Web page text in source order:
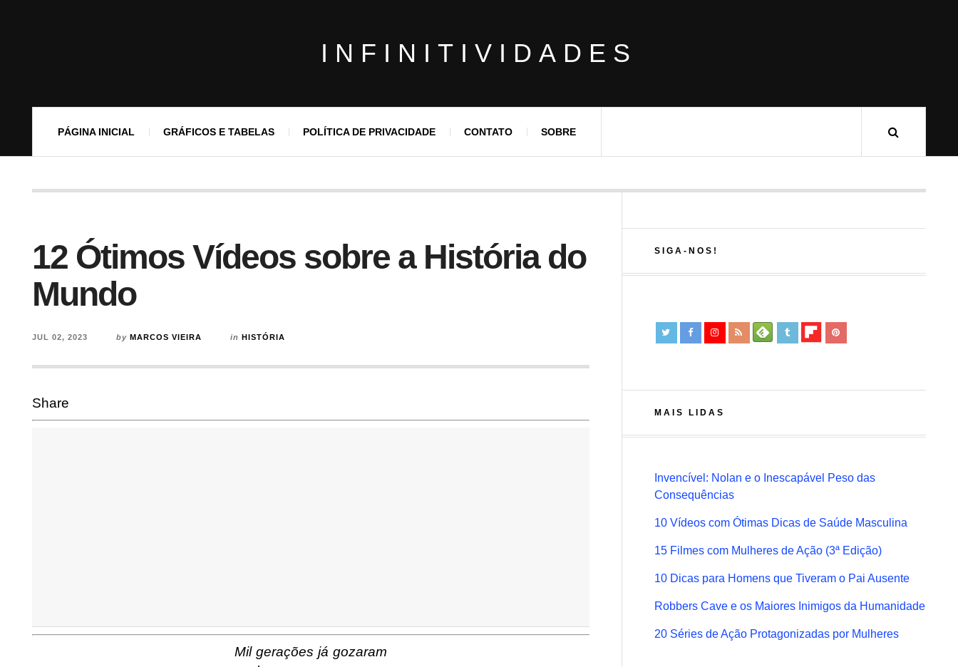
INFINITIVIDADES
PÁGINA INICIAL GRÁFICOS E TABELAS POLÍTICA DE PRIVACIDADE CONTATO SOBRE
12 Ótimos Vídeos sobre a História do
Mundo
JUL 02, 2023 by MARCOS VIEIRA in HISTÓRIA
Share
Mil gerações já gozaram
SIGA-NOS!
MAIS LIDAS
Invencível: Nolan e o Inescapável Peso das
Consequências
10 Vídeos com Ótimas Dicas de Saúde Masculina
15 Filmes com Mulheres de Ação (3ª Edição)
10 Dicas para Homens que Tiveram o Pai Ausente
Robbers Cave e os Maiores Inimigos da Humanidade
20 Séries de Ação Protagonizadas por Mulheres